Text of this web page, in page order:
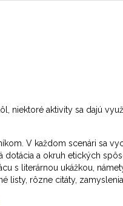
niektoré aktivity sa dajú
V každom scenári sa
a okruh etických
literárnou ukážkou,
rôzne citáty,